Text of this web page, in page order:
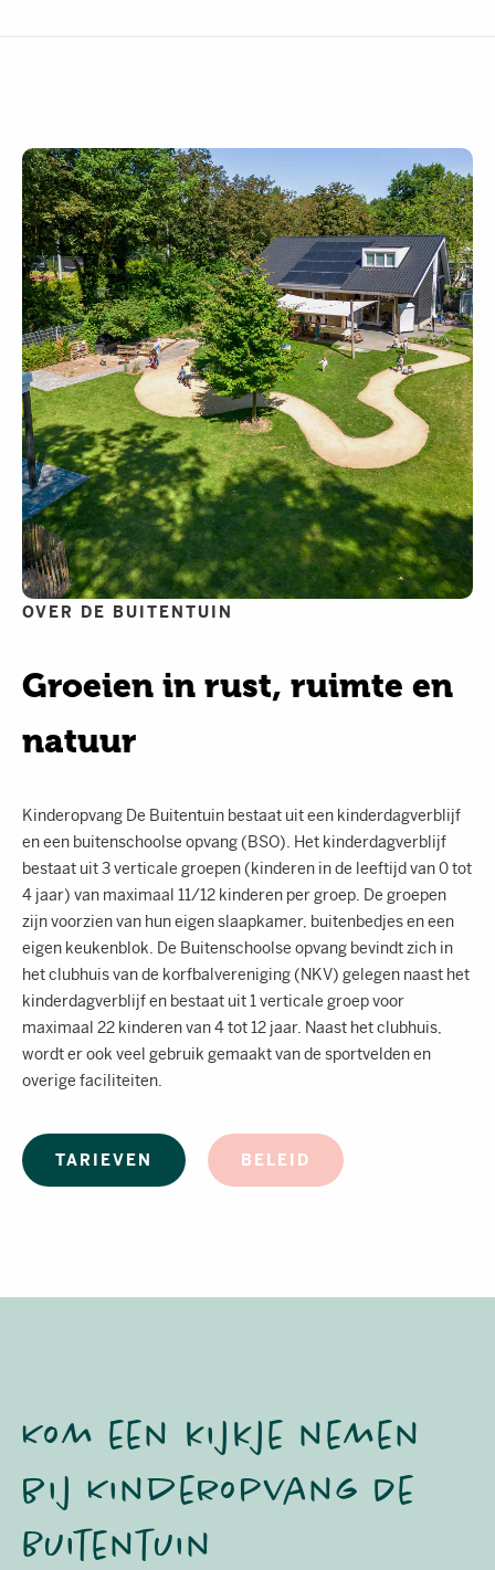
OVER DE BUITENTUIN
Groeien in rust, ruimte en
natuur
Kinderopvang De Buitentuin bestaat uit een kinderdagverblijf
en een buitenschoolse opvang (BSO). Het kinderdagverblijf
bestaat uit 3 verticale groepen (kinderen in de leeftijd van 0 tot
4 jaar) van maximaal 11/12 kinderen per groep. De groepen
zijn voorzien van hun eigen slaapkamer, buitenbedjes en een
eigen keukenblok. De Buitenschoolse opvang bevindt zich in
het clubhuis van de korfbalvereniging (NKV) gelegen naast het
kinderdagverblijf en bestaat uit 1 verticale groep voor
maximaal 22 kinderen van 4 tot 12 jaar. Naast het clubhuis,
wordt er ook veel gebruik gemaakt van de sportvelden en
overige faciliteiten.
TARIEVEN BELEID
Kom een kijkje nemen
bij Kinderopvang De
Buitentuin